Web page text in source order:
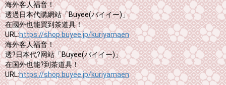
海外客人福音！
透過日本代購網站「Buyee(バイイー)」
在國外也能買到茶道具！
URL:https://shop.buyee.jp/kuriyamaen
海外客人福音！
透?日本代?网站「Buyee(バイイー)」
在国外也能?到茶道具！
URL:https://shop.buyee.jp/kuriyamaen